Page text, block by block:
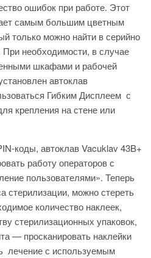
ошибок при работе. Этот
самым большим цветным
только можно найти в серийно
необходимости, в случае
шкафами и рабочей
автоклав
Гибким Дисплеем с
крепления на стене или
коды, автоклав Vacuklav 43B+
работу операторов с
пользователями». Теперь
стерилизации, можно стереть
количество наклеек,
стерилизационных упаковок,
— просканировать наклейки
лечение с используемым